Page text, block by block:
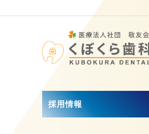
採用情報